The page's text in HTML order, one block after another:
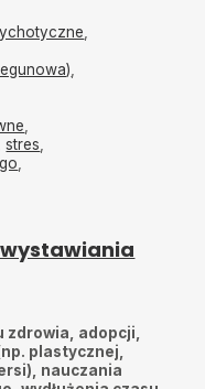
Pani doktor
komfortowy
wysłucha i
i
leki.
,
,
,
stres,
,
zdrowia, adopcji,
plastycznej,
nauczania